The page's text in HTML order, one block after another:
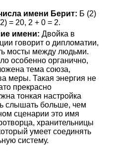
имени Берит: Б (2)
= 20, 2 + 0 = 2.
имени: Двойка в
говорит о дипломатии,
мосты между людьми.
особенно органично,
тема союза,
меры. Такая энергия не
прекрасно
тонкая настройка
слышать больше, чем
сценарии это имя
хранительницы
умеет соединять
систему.